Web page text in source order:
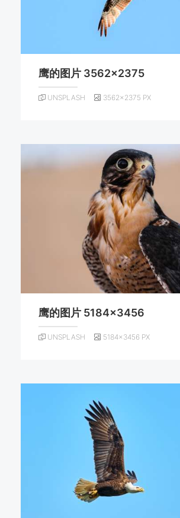
鹰的图片 3562×2375
UNSPLASH 3562×2375 PX
鹰的图片 5184×3456
UNSPLASH 5184×3456 PX